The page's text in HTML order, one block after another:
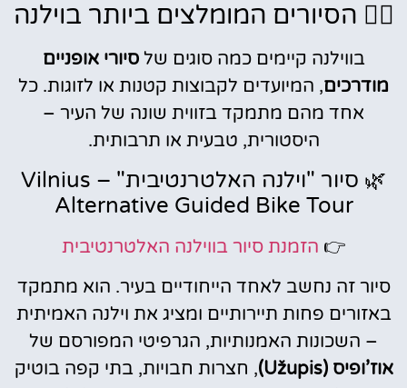
🚴‍♀️ הסיורים המומלצים ביותר בוילנה
בווילנה קיימים כמה סוגים שלסיורי אופניים
מודרכים, המיועדים לקבוצות קטנות או לזוגות. כל
אחד מהם מתמקד בזווית שונה של העיר –
היסטורית, טבעית או תרבותית.
🌿 סיור "וילנה האלטרנטיבית" – Vilnius
Alternative Guided Bike Tour
👉 הזמנת סיור בווילנה האלטרנטיבית
סיור זה נחשב לאחד הייחודיים בעיר. הוא מתמקד
באזורים פחות תיירותיים ומציג את וילנה האמיתית
– השכונות האמנותיות, הגרפיטי המפורסם של
אוז’ופיס (Užupis)
, חצרות חבויות, בתי קפה בוטיק